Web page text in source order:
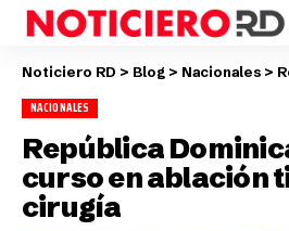
Noticiero RD > Blog > Nacionales >
NACIONALES
República
curso en ablación
cirugía